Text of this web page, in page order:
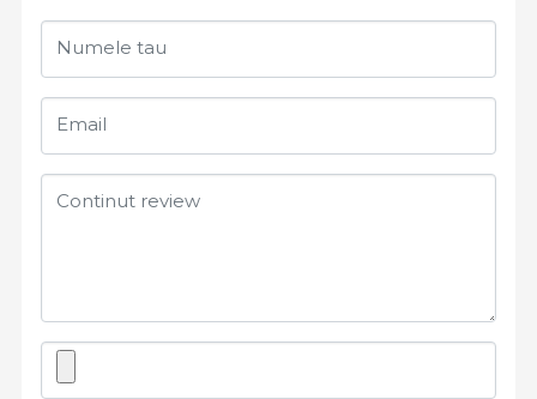
Numele tau
Email
Continut review